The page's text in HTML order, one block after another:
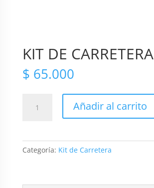
KIT DE CARRETERA
$ 65.000
Añadir al carrito
Categoría: Kit de Carretera